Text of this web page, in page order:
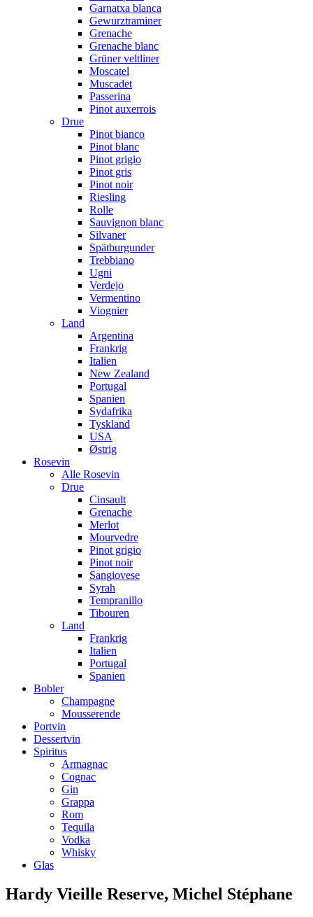
Garnatxa blanca
Gewurztraminer
Grenache
Grenache blanc
Grüner veltliner
Moscatel
Muscadet
Passerina
Pinot auxerrois
Drue
Pinot bianco
Pinot blanc
Pinot grigio
Pinot gris
Pinot noir
Riesling
Rolle
Sauvignon blanc
Silvaner
Spätburgunder
Trebbiano
Ugni
Verdejo
Vermentino
Viognier
Land
Argentina
Frankrig
Italien
New Zealand
Portugal
Spanien
Sydafrika
Tyskland
USA
Østrig
Rosevin
Alle Rosevin
Drue
Cinsault
Grenache
Merlot
Mourvedre
Pinot grigio
Pinot noir
Sangiovese
Syrah
Tempranillo
Tibouren
Land
Frankrig
Italien
Portugal
Spanien
Bobler
Champagne
Mousserende
Portvin
Dessertvin
Spiritus
Armagnac
Cognac
Gin
Grappa
Rom
Tequila
Vodka
Whisky
Glas
Hardy Vieille Reserve, Michel Stéphane